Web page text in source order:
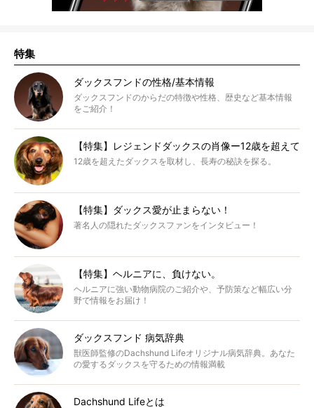
特集
ダックスフンドの性格/基本情報
ダックスフンドのからだの特徴や性格、歴史など基本情報
をご紹介！
【特集】レジェンドダックスの肖像ー12歳を超えて
12歳を超えたダックスを取材し、長寿の秘訣を探る。
【特集】ダックス愛が止まらない！
著名人の隠れたダックスファンをインタビュー！
【特集】ヘルニアに、負けない。
ヘルニアに強い動物病院のご紹介や、予防策など幅広い分
野で情報をお届け！
ダックスフンド 病気辞典
獣医師監修のDachshund Lifeオリジナル病気辞典。あなた
の愛するダックスを守るための情報満載
Dachshund Lifeとは